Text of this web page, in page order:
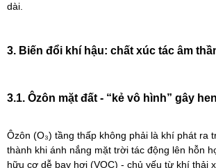
dài.
3. Biến đổi khí hậu: chất xúc tác âm
3.1. Ôzôn mặt đất - “kẻ vô hình” gây hen
Ôzôn (O₃) tầng thấp không phải là khí phát ra
thành khi ánh nắng mặt trời tác động lên hỗn
hữu cơ dễ bay hơi (VOC) - chủ yếu từ khí thải